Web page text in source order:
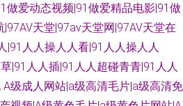
做爱动态视频|91做爱精品电影|91做
天堂|97av天堂网|97AV天堂在
|91人人操人人看|91人人操人人
|91人人插|91人人超碰青青|91人人
A级成人网站|a级高清毛片|a级高清免